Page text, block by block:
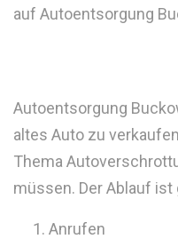
auf Autoentsorgung
Autoentsorgung
altes Auto zu
Thema
müssen. Der Ablauf ist
Anrufen